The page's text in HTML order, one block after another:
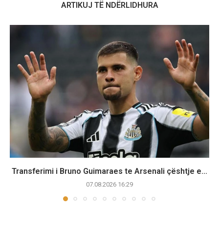
ARTIKUJ TË NDËRLIDHURA
Transferimi i Bruno Guimaraes te Arsenali çështje e...
07.08.2026 16:29